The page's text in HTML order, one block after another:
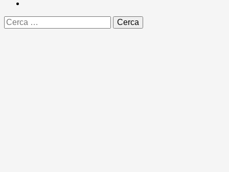
Ricerca
per: